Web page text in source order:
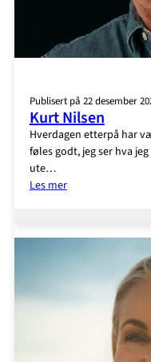
Publisert på 22 desember
Kurt Nilsen
Hverdagen etterpå har
føles godt, jeg ser hva
ute…
Les mer: